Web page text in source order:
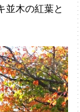
並木の紅葉と